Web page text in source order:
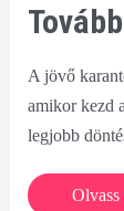
A jövő
amikor kezd
legjobb
A